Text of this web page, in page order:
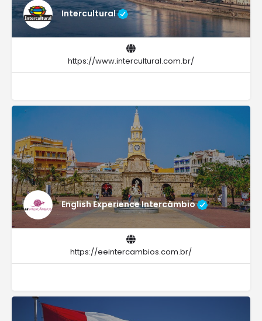
Intercultural
https://www.intercultural.com.br/
English Experience Intercâmbio
https://eeintercambios.com.br/